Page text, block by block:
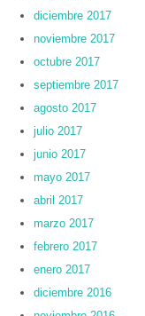
diciembre 2017
noviembre 2017
octubre 2017
septiembre 2017
agosto 2017
julio 2017
junio 2017
mayo 2017
abril 2017
marzo 2017
febrero 2017
enero 2017
diciembre 2016